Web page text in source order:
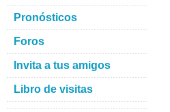
Pronósticos
Foros
Invita a tus amigos
Libro de visitas